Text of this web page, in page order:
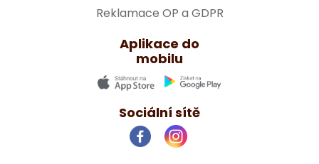
Reklamace OP a GDPR
Aplikace do
mobilu
Sociální sítě